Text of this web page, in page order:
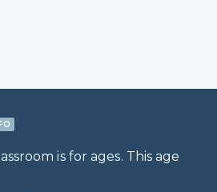
is for ages. This age